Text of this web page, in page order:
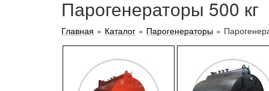
Парогенераторы 500 кг
Главная » Каталог » Парогенераторы »